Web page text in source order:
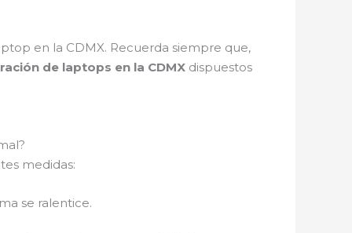
en la CDMX. Recuerda siempre que,
de laptops en la CDMX dispuestos
medidas:
se ralentice.